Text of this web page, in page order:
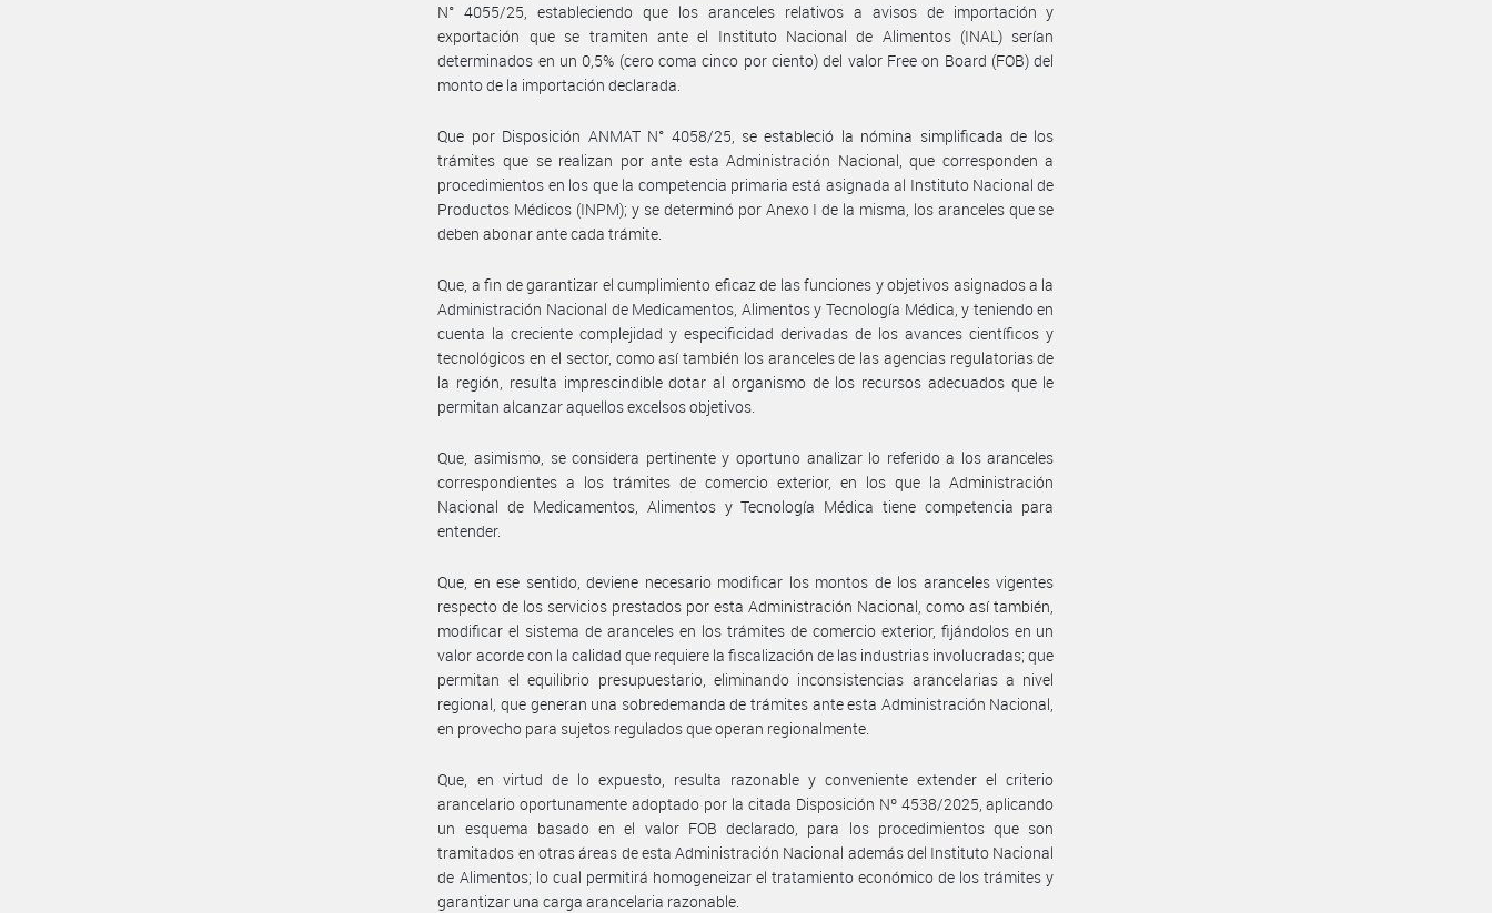
N° 4055/25, estableciendo que los aranceles relativos a avisos de importación y
exportación que se tramiten ante el Instituto Nacional de Alimentos (INAL) serían
determinados en un 0,5% (cero coma cinco por ciento) del valor Free on Board (FOB) del
monto de la importación declarada.
Que por Disposición ANMAT N° 4058/25, se estableció la nómina simplificada de los
trámites que se realizan por ante esta Administración Nacional, que corresponden a
procedimientos en los que la competencia primaria está asignada al Instituto Nacional de
Productos Médicos (INPM); y se determinó por Anexo I de la misma, los aranceles que se
deben abonar ante cada trámite.
Que, a fin de garantizar el cumplimiento eficaz de las funciones y objetivos asignados a la
Administración Nacional de Medicamentos, Alimentos y Tecnología Médica, y teniendo en
cuenta la creciente complejidad y especificidad derivadas de los avances científicos y
tecnológicos en el sector, como así también los aranceles de las agencias regulatorias de
la región, resulta imprescindible dotar al organismo de los recursos adecuados que le
permitan alcanzar aquellos excelsos objetivos.
Que, asimismo, se considera pertinente y oportuno analizar lo referido a los aranceles
correspondientes a los trámites de comercio exterior, en los que la Administración
Nacional de Medicamentos, Alimentos y Tecnología Médica tiene competencia para
entender.
Que, en ese sentido, deviene necesario modificar los montos de los aranceles vigentes
respecto de los servicios prestados por esta Administración Nacional, como así también,
modificar el sistema de aranceles en los trámites de comercio exterior, fijándolos en un
valor acorde con la calidad que requiere la fiscalización de las industrias involucradas; que
permitan el equilibrio presupuestario, eliminando inconsistencias arancelarias a nivel
regional, que generan una sobredemanda de trámites ante esta Administración Nacional,
en provecho para sujetos regulados que operan regionalmente.
Que, en virtud de lo expuesto, resulta razonable y conveniente extender el criterio
arancelario oportunamente adoptado por la citada Disposición Nº 4538/2025, aplicando
un esquema basado en el valor FOB declarado, para los procedimientos que son
tramitados en otras áreas de esta Administración Nacional además del Instituto Nacional
de Alimentos; lo cual permitirá homogeneizar el tratamiento económico de los trámites y
garantizar una carga arancelaria razonable.